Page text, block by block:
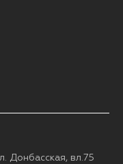
Донбасская, вл.75